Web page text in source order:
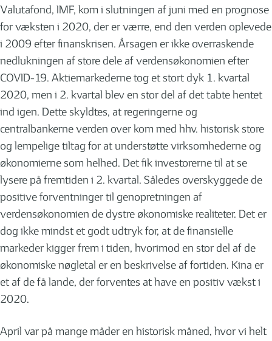
Valutafond, IMF, kom i slutningen af juni med en prognose
for væksten i 2020, der er værre, end den verden oplevede
i 2009 efter finanskrisen. Årsagen er ikke overraskende
nedlukningen af store dele af verdensøkonomien efter
COVID-19. Aktiemarkederne tog et stort dyk 1. kvartal
2020, men i 2. kvartal blev en stor del af det tabte hentet
ind igen. Dette skyldtes, at regeringerne og
centralbankerne verden over kom med hhv. historisk store
og lempelige tiltag for at understøtte virksomhederne og
økonomierne som helhed. Det fik investorerne til at se
lysere på fremtiden i 2. kvartal. Således overskyggede de
positive forventninger til genopretningen af
verdensøkonomien de dystre økonomiske realiteter. Det er
dog ikke mindst et godt udtryk for, at de finansielle
markeder kigger frem i tiden, hvorimod en stor del af de
økonomiske nøgletal er en beskrivelse af fortiden. Kina er
et af de få lande, der forventes at have en positiv vækst i
2020.
April var på mange måder en historisk måned, hvor vi helt